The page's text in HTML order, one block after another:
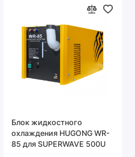
Блок жидкостного
охлаждения HUGONG WR-
85 для SUPERWAVE 500U